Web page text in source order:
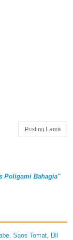
Posting Lama
Poligami Bahagia"
Saos Tomat, Dll